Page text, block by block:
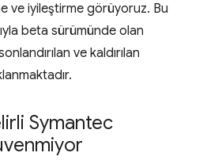
ve iyileştirme görüyoruz. Bu
beta sürümünde olan
ve kaldırılan
Symantec